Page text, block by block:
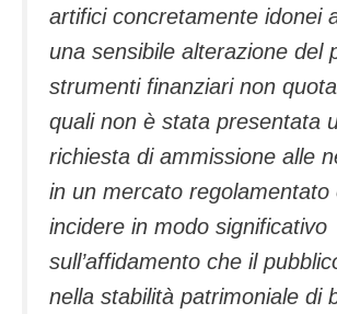
artifici concretamente idonei
una sensibile alterazione del
strumenti finanziari non
quali non è stata presentata
richiesta di ammissione alle
in un mercato regolamentato
incidere in modo significativo
sull’affidamento che il
nella stabilità patrimoniale di